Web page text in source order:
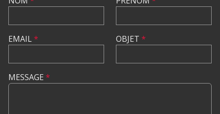
EMAIL* OBJET *
MESSAGE *